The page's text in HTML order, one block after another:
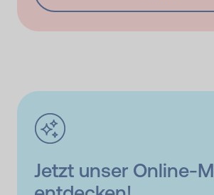
Jetzt unser Online-